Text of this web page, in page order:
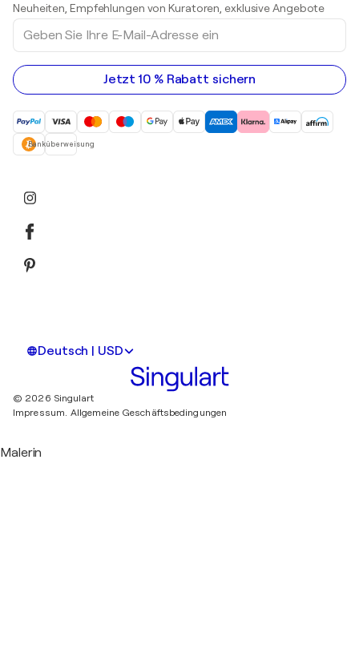
Acrylgemälde
Neuheiten, Empfehlungen von Kuratoren, exklusive Angebote
Geben
Sie
Ihre
E-
Mail-
Adresse
Jetzt 10 % Rabatt sichern
Banküberweisung
Deutsch | USD
© 2026 Singulart
Impressum. Allgemeine Geschäftsbedingungen
Malerin